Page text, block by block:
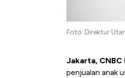
Foto: Direktur
Jakarta, CNBC
penjualan anak